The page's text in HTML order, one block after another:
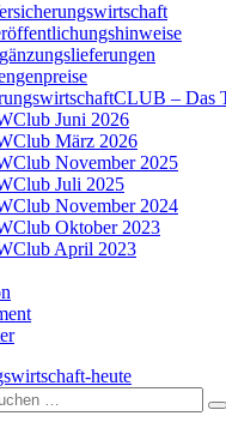
– Das
Juni 2026
März 2026
November 2025
Juli 2025
November 2024
Oktober 2023
April 2023
heute